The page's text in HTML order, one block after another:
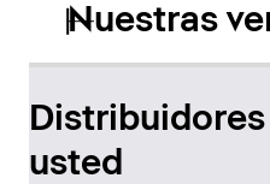
Nuestras
usted